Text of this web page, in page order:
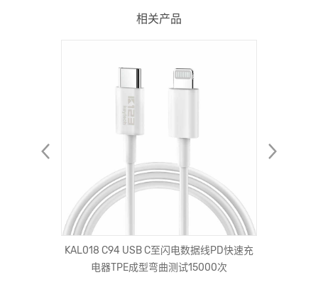
相关产品
KAL018 C94 USB C至闪电数据线PD快速充
电器TPE成型弯曲测试15000次